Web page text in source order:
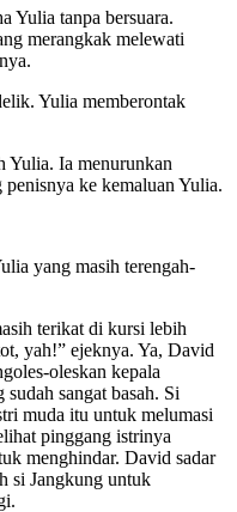
Yulia tanpa bersuara.
merangkak melewati
Yulia memberontak
Yulia. Ia menurunkan
ke kemaluan Yulia.
yang masih terengah-
terikat di kursi lebih
yah!” ejeknya. Ya, David
oleskan kepala
sangat basah. Si
muda itu untuk melumasi
pinggang istrinya
menghindar. David sadar
si Jangkung untuk